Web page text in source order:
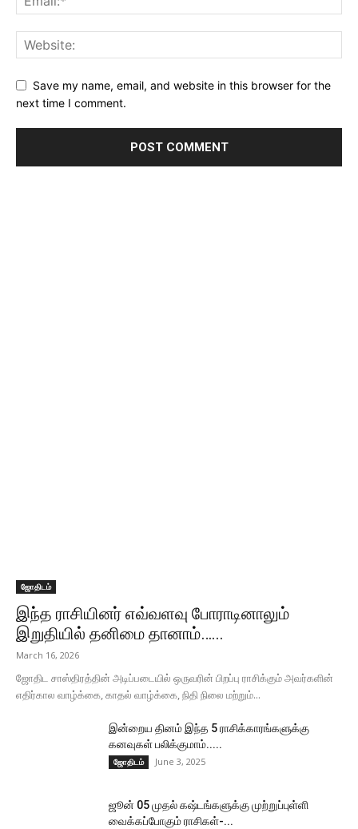
Save my name, email, and website in this browser for the
next time I comment.
ஜோதிடம்
இந்த ராசியினர் எவ்வளவு போராடினாலும்
இறுதியில் தனிமை தானாம்…...
March 16, 2026
ஜோதிட சாஸ்திரத்தின் அடிப்படையில் ஒருவரின் பிறப்பு ராசிக்கும் அவர்களின்
எதிர்கால வாழ்க்கை, காதல் வாழ்க்கை, நிதி நிலை மற்றும்...
இன்றைய தினம் இந்த 5 ராசிக்காரங்களுக்கு
கனவுகள் பலிக்குமாம்.....
ஜோதிடம் June 3, 2025
ஜூன் 05 முதல் கஷ்டங்களுக்கு முற்றுப்புள்ளி
வைக்கப்போகும் ராசிகள்-...